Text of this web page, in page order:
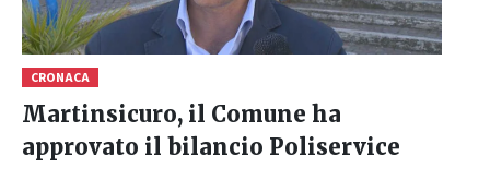
CRONACA
Martinsicuro, il Comune ha
approvato il bilancio Poliservice